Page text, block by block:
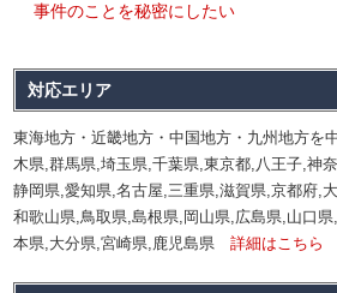
事件のことを秘密にしたい
対応エリア
東海地方・近畿地方・中国地方・九州地方
木県,群馬県,埼玉県,千葉県,東京都,八王子,神
静岡県,愛知県,名古屋,三重県,滋賀県,京都府,
和歌山県,鳥取県,島根県,岡山県,広島県,山口
本県,大分県,宮崎県,鹿児島県詳細はこちら